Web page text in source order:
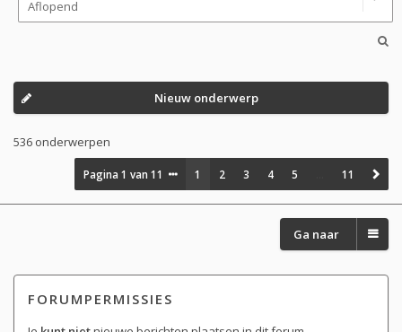
Nieuw onderwerp
536 onderwerpen
Pagina1 van11 1 2 3 4 5 11
Ga naar
FORUMPERMISSIES